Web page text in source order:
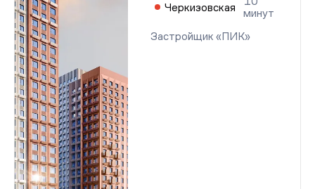
Черкизовская
минут
Застройщик «ПИК»